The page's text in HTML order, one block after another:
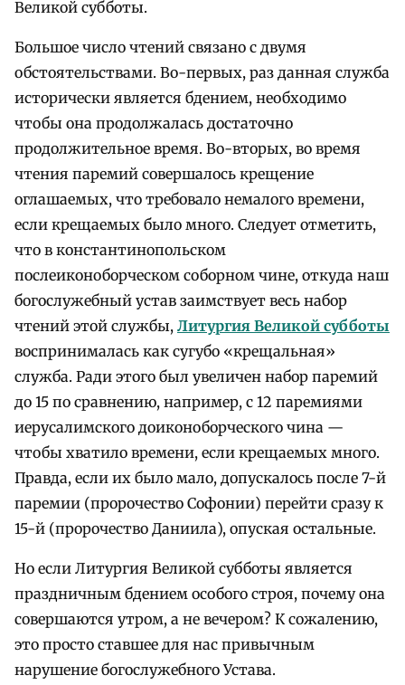
Великой субботы.
Большое число чтений связано с двумя
обстоятельствами. Во-первых, раз данная служба
исторически является бдением, необходимо
чтобы она продолжалась достаточно
продолжительное время. Во-вторых, во время
чтения паремий совершалось крещение
оглашаемых, что требовало немалого времени,
если крещаемых было много. Следует отметить,
что в константинопольском
послеиконоборческом соборном чине, откуда наш
богослужебный устав заимствует весь набор
чтений этой службы, Литургия Великой субботы
воспринималась как сугубо «крещальная»
служба. Ради этого был увеличен набор паремий
до 15 по сравнению, например, с 12 паремиями
иерусалимского доиконоборческого чина —
чтобы хватило времени, если крещаемых много.
Правда, если их было мало, допускалось после 7-й
паремии (пророчество Софонии) перейти сразу к
15-й (пророчество Даниила), опуская остальные.
Но если Литургия Великой субботы является
праздничным бдением особого строя, почему она
совершаются утром, а не вечером? К сожалению,
это просто ставшее для нас привычным
нарушение богослужебного Устава.